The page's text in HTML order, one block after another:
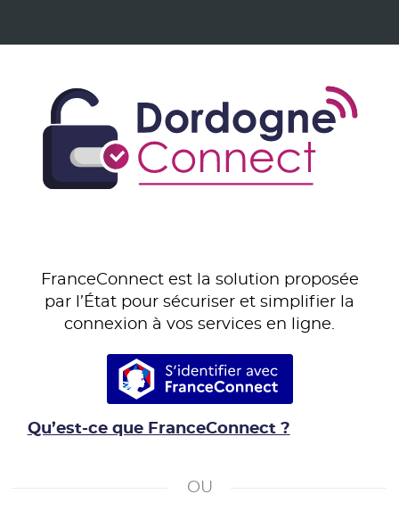
FranceConnect est la solution proposée
par l’État pour sécuriser et simplifier la
connexion à vos services en ligne.
S’identifier avec
Qu’est-ce que FranceConnect ?